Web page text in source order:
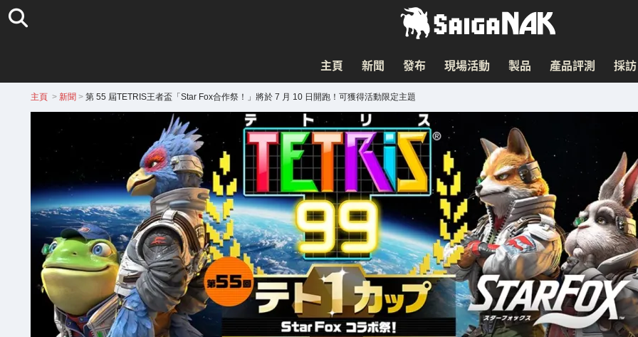
主頁 新聞 發布 現場活動 製品 產品評測 採訪
主頁 > 新聞 > 第 55 屆TETRIS王者盃「Star Fox合作祭！」將於 7 月 10 日開跑！可獲得活動限定主題